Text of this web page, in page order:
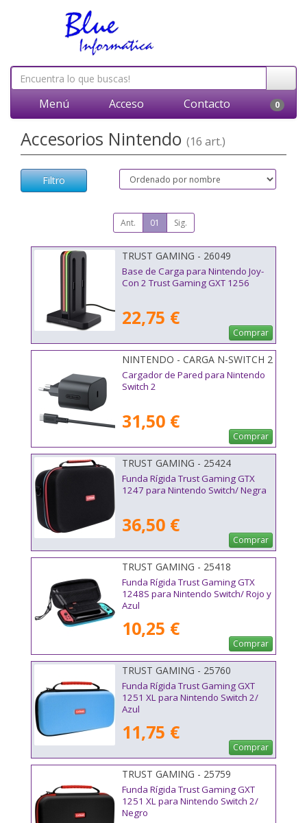
Menú Acceso Contacto 0
Accesorios Nintendo (16 art.)
Filtro
Ant. 01 Sig.
TRUST GAMING - 26049
Base de Carga para Nintendo Joy-
Con 2 Trust Gaming GXT 1256
22,75 €
Comprar
NINTENDO - CARGA N-SWITCH 2
Cargador de Pared para Nintendo
Switch 2
31,50 €
Comprar
TRUST GAMING - 25424
Funda Rígida Trust Gaming GTX
1247 para Nintendo Switch/ Negra
36,50 €
Comprar
TRUST GAMING - 25418
Funda Rígida Trust Gaming GTX
1248S para Nintendo Switch/ Rojo y
Azul
10,25 €
Comprar
TRUST GAMING - 25760
Funda Rígida Trust Gaming GXT
1251 XL para Nintendo Switch 2/
Azul
11,75 €
Comprar
TRUST GAMING - 25759
Funda Rígida Trust Gaming GXT
1251 XL para Nintendo Switch 2/
Negro